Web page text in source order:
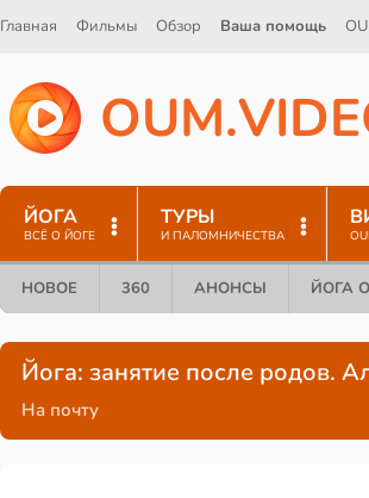
Главная Фильмы Обзор Ваша помощь
OUM.VIDE
ЙОГА
ВСЁ О ЙОГЕ
ТУРЫ
И ПАЛОМНИЧЕСТВА
НОВОЕ 360 АНОНСЫ ЙОГА
Йога: занятие после родов.
На почту